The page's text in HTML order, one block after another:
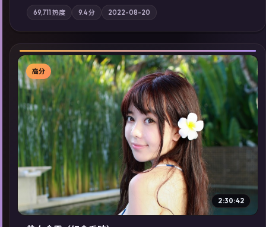
主轴，边境小镇的平静被一封匿名信彻底打破；摄影与配乐强化
地域气质；站内亦可通过「国产免费观看高清电视剧在线看」延
展检索同类型高分佳作，畅享高清在线追剧体验。
69,711 热度 9.4分 2022-08-20
▶
高分
2:30:42